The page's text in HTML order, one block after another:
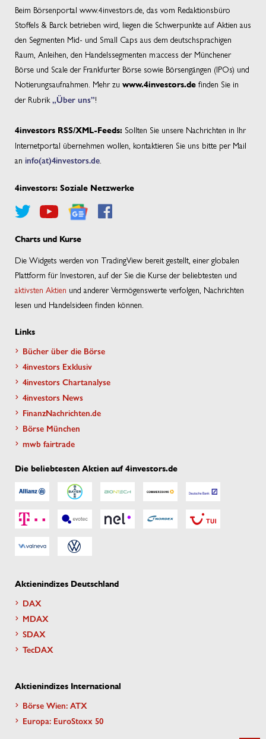
Beim Börsenportal www.4investors.de, das vom Redaktionsbüro
Stoffels & Barck betrieben wird, liegen die Schwerpunkte auf Aktien aus
den Segmenten Mid- und Small Caps aus dem deutschsprachigen
Raum, Anleihen, den Handelssegmenten m:access der Münchener
Börse und Scale der Frankfurter Börse sowie Börsengängen (IPOs) und
Notierungsaufnahmen. Mehr zu www.4investors.de finden Sie in
der Rubrik „Über uns”!
4investors RSS/XML-Feeds: Sollten Sie unsere Nachrichten in Ihr
Internetportal übernehmen wollen, kontaktieren Sie uns bitte per Mail
an info(at)4investors.de
4investors: Soziale Netzwerke
Charts und Kurse
Die Widgets werden von TradingView bereit gestellt, einer globalen
Plattform für Investoren, auf der Sie die Kurse der beliebtesten und
aktivsten Aktien und anderer Vermögenswerte verfolgen, Nachrichten
lesen und Handelsideen finden können.
Links
Bücher über die Börse
4investors Exklusiv
4investors Chartanalyse
4investors News
FinanzNachrichten.de
Börse München
mwb fairtrade
Die beliebtesten Aktien auf 4investors.de
Aktienindizes Deutschland
DAX
MDAX
SDAX
TecDAX
Aktienindizes International
Börse Wien: ATX
Europa: EuroStoxx 50